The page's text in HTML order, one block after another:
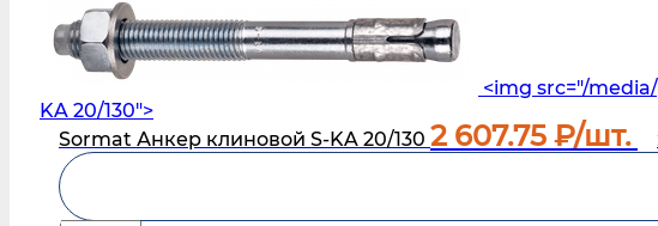
<img src="/
KA 20/130">
Sormat Анкер клиновой S-KA 20/130 2 607.75 ₽/шт.